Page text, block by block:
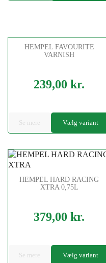
HEMPEL FAVOURITE
VARNISH
239,00 kr.
Se mere Vælg variant
HEMPEL HARD RACING
XTRA 0,75L
379,00 kr.
Se mere Vælg variant